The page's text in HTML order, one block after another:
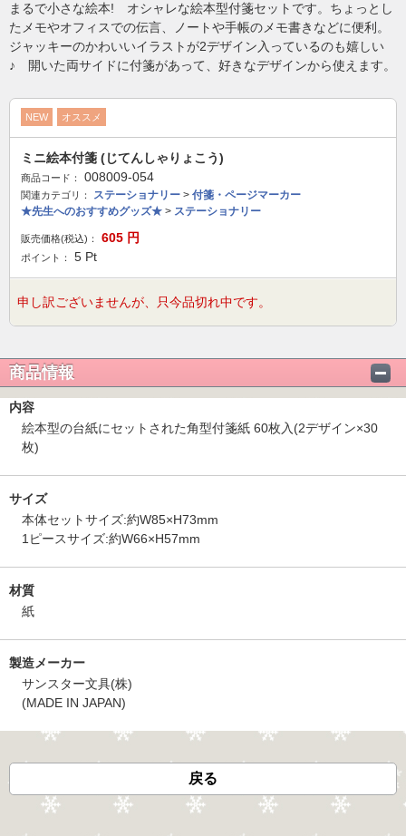
まるで小さな絵本! オシャレな絵本型付箋セットです。ちょっとし
たメモやオフィスでの伝言、ノートや手帳のメモ書きなどに便利。
ジャッキーのかわいいイラストが2デザイン入っているのも嬉しい
♪ 開いた両サイドに付箋があって、好きなデザインから使えます。
NEW オススメ
ミニ絵本付箋 (じてんしゃりょこう)
商品コード： 008009-054
関連カテゴリ： ステーショナリー > 付箋・ページマーカー
★先生へのおすすめグッズ★ > ステーショナリー
販売価格(税込)： 605 円
ポイント： 5 Pt
申し訳ございませんが、只今品切れ中です。
商品情報
内容
絵本型の台紙にセットされた角型付箋紙 60枚入(2デザイン×30
枚)
サイズ
本体セットサイズ:約W85×H73mm
1ピースサイズ:約W66×H57mm
材質
紙
製造メーカー
サンスター文具(株)
(MADE IN JAPAN)
戻る